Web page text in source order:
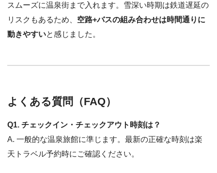
スムーズに温泉街まで入れます。雪深い時期は鉄道遅延の
リスクもあるため、 空路+バスの組み合わせは時間通りに
動きやすいと感じました。
よくある質問（FAQ）
Q1. チェックイン・チェックアウト時刻は？
A. 一般的な温泉旅館に準じます。最新の正確な時刻は楽
天トラベル予約時にご確認ください。